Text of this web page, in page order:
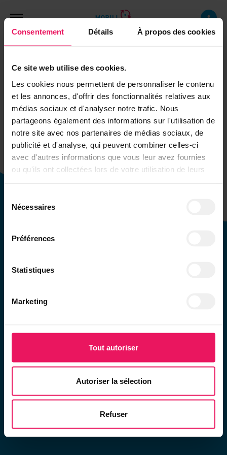
Consentement Détails À propos des cookies
Ce site web utilise des cookies.
Les cookies nous permettent de personnaliser le contenu
et les annonces, d'offrir des fonctionnalités relatives aux
médias sociaux et d'analyser notre trafic. Nous
partageons également des informations sur l'utilisation de
notre site avec nos partenaires de médias sociaux, de
publicité et d'analyse, qui peuvent combiner celles-ci
avec d'autres informations que vous leur avez fournies
ou qu'ils ont collectées lors de votre utilisation de leurs
Nécessaires
Préférences
Statistiques
Marketing
Tout autoriser
Autoriser la sélection
Refuser
@copyright 2026
Mentions légales